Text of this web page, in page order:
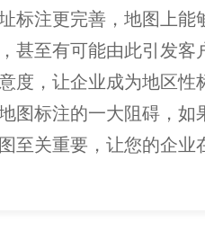
标注更完善，地图上能
甚至有可能由此引发客
度，让企业成为地区性
图标注的一大阻碍，如
至关重要，让您的企业